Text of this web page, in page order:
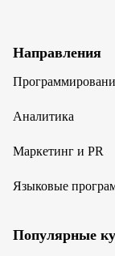
Направления
Аналитика
Маркетинг и PR
Языковые
Популярные